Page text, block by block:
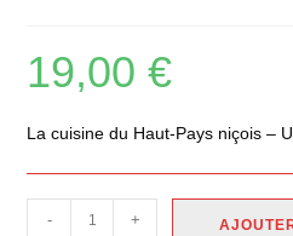
19,00€
La cuisine du Haut-Pays niçois –
- +